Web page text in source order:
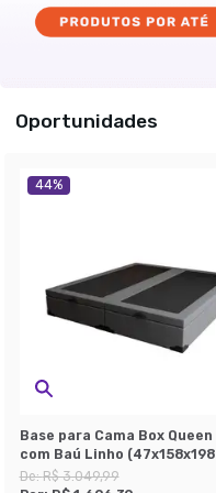
Oportunidades
44%
Base para Cama Box Queen
com Baú Linho
Cinza
De:R$ 3.049,99